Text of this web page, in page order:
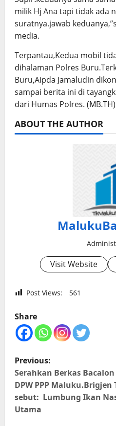
milik Hj Ana tapi tidak ada
suratnya.jawab
media.
Terpantau,Kedua mobil
dihalaman Polres
Buru,Aipda Jamaludin
sampai berita ini di
dari Humas Polres.
ABOUT THE AUTHOR
Visit Website
Post Views: 561
Share
P
o
s
t
Previous:
Serahkan Berkas
DPW PPP
sebut: Lumbung Ikan
Utama